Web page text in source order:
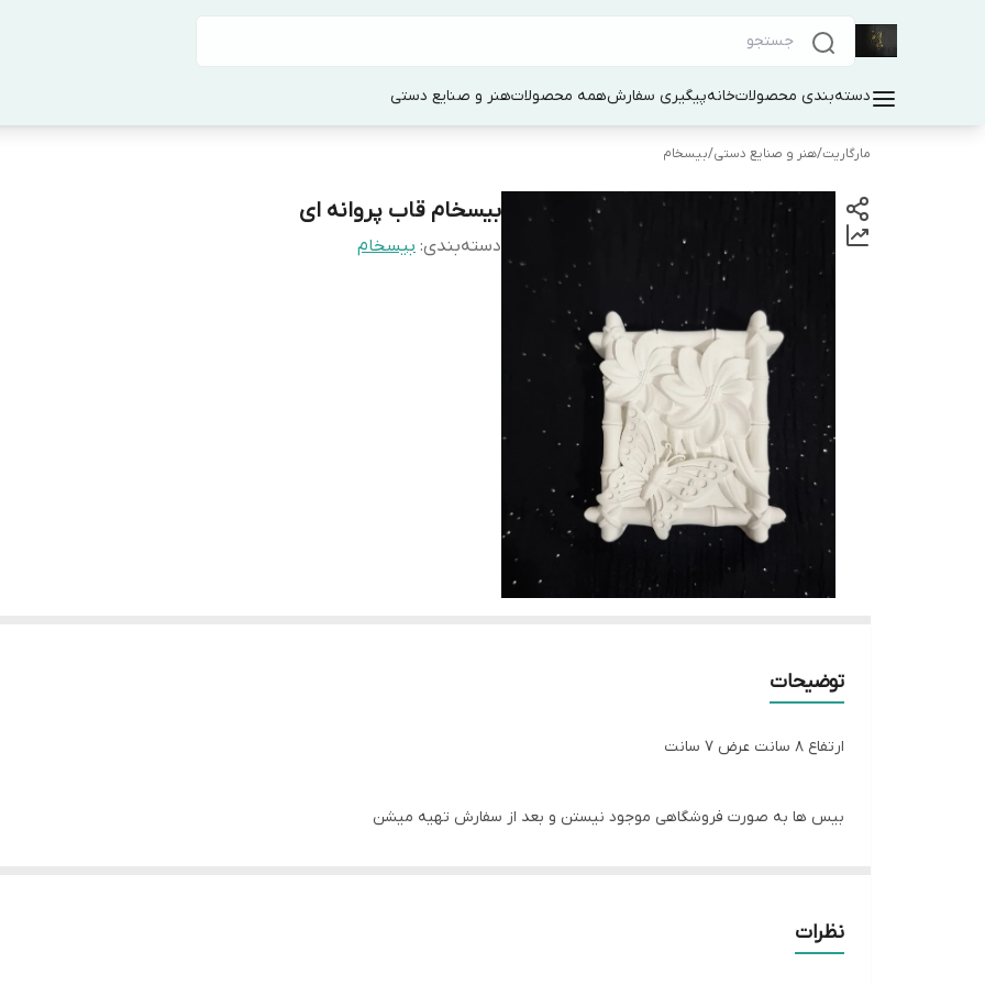
دسته‌بندی محصولاتخانهپیگیری سفارشهمه محصولاتهنر و صنایع دستی
مارگاریت/هنر و صنایع دستی/بیسخام
بیسخام قاب پروانه ای
دسته‌بندی: بیسخام
توضیحات
ارتفاع ۸ سانت عرض ۷ سانت
بیس ها به صورت فروشگاهی موجود نیستن و بعد از سفارش تهیه میشن
نظرات